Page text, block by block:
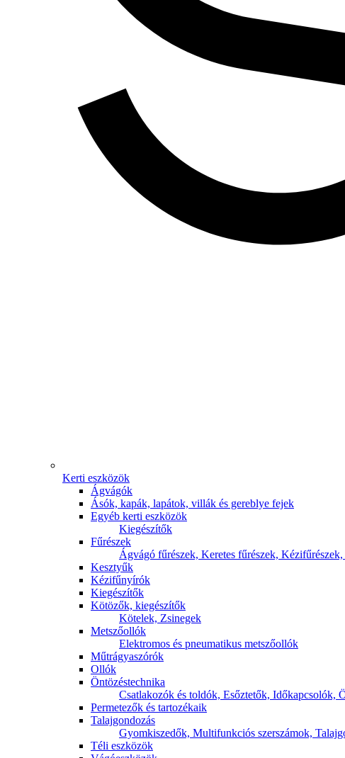
Kerti eszközök
Ágvágók
Ásók, kapák, lapátok, villák és gereblye fejek
Egyéb kerti eszközök
Kiegészítők
Fűrészek
Ágvágó fűrészek, Keretes fűrészek, Kézifűrészek,
Kesztyűk
Kézifűnyírók
Kiegészítők
Kötözők, kiegészítők
Kötelek, Zsinegek
Metszőollók
Elektromos és pneumatikus metszőollók
Műtrágyaszórók
Ollók
Öntözéstechnika
Csatlakozók és toldók, Esőztetők, Időkapcsolók,
Permetezők és tartozékaik
Talajgondozás
Gyomkiszedők, Multifunkciós szerszámok,
Téli eszközök